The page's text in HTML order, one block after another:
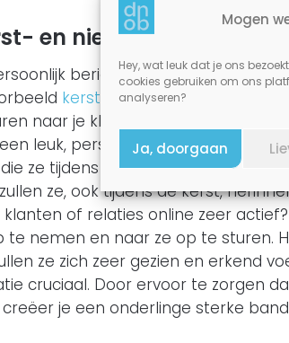
Mogen
Hey, wat leuk dat je ons
cookies gebruiken om ons
analyseren?
Ja, doorgaan
en nieuwjaarswensen
bericht, ook een persoonlijk
kerstballen bedrukken
naar je klanten en/of zakelijke
leuk, persoonlijk en feestelijk
ze tijdens de feestdagen een
ze, ook tijdens de kerst,
klanten of relaties online zeer
nemen en naar ze op te sturen.
ze zich zeer gezien en erkend
cruciaal. Door ervoor te zorgen
je een onderlinge sterke